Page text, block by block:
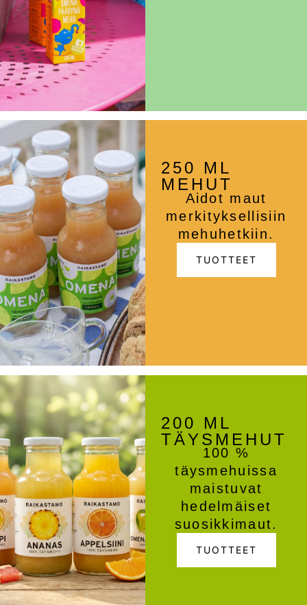
250 ML
MEHUT
Aidot maut
merkityksellisiin
mehuhetkiin.
TUOTTEET
200 ML
TÄYSMEHUT
100 %
täysmehuissa
maistuvat
hedelmäiset
suosikkimaut.
TUOTTEET